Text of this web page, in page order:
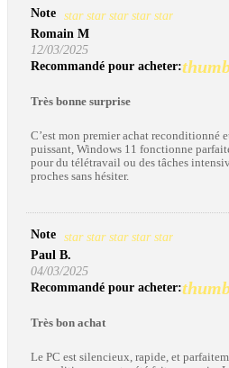
Note star star star star star
Romain M
12/03/2025
Recommandé pour acheter:
Très bonne surprise
C’est mon premier achat reconditionné
puissant, Windows 11 fonctionne
pour du télétravail ou des tâches
proches sans hésiter.
Note star star star star star
Paul B.
04/03/2025
Recommandé pour acheter:
Très bon achat
Le PC est silencieux, rapide, et